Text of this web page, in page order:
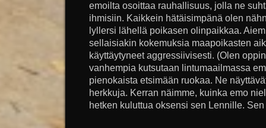
emoilta osoittaa rauhallisuus, jolla ne
ihmisiin. Kaikkein hätäisimpänä olen
lyllersi lähellä poikasen olinpaikkaa.
sellaisiakin kokemuksia maapoikasten
käyttäytyneet aggressiivisesti. (Olen
vanhempia kutsutaan lintumaailmassa
pienokaista etsimään ruokaa. Ne
herkkuja. Kerran näimme, kuinka emo
hetken kuluttua oksensi sen Lennille.